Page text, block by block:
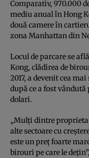
Comparativ, 970.000
mediu anual în Hong
două camere în
zona Manhattan din
Locul de parcare se
Kong, clădirea de
2017, a devenit cea
după ce a fost
dolari.
„Mulţi dintre
alte sectoare cu
este un preţ foarte
birouri pe care le